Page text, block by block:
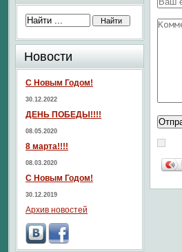
Новости
С Новым Годом!
30.12.2022
ДЕНЬ ПОБЕДЫ!!!!
08.05.2020
8 марта!!!!
08.03.2020
С Новым Годом!
30.12.2019
Архив новостей